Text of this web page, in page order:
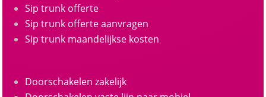
Sip trunk offerte
Sip trunk offerte aanvragen
Sip trunk maandelijkse kosten
Doorschakelen zakelijk